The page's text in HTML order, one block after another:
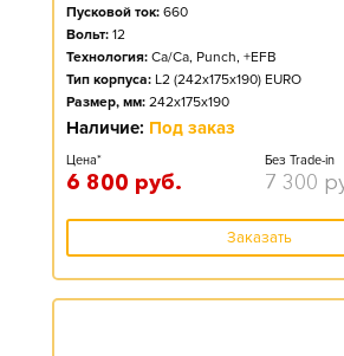
Пусковой ток: 660
Вольт: 12
Технология: Ca/Ca, Punch, +EFB
Тип корпуса: L2 (242x175x190) EURO
Размер, мм: 242x175x190
Наличие: Под заказ
Цена*
6 800 руб.
Без Trade-in
7 300
Заказать